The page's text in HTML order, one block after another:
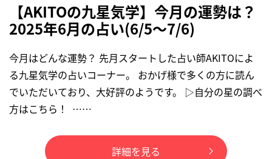
【AKITOの九星気学】今月の運勢は？
2025年6月の占い(6/5～7/6)
今月はどんな運勢？ 先月スタートした占い師AKITOによ
る九星気学の占いコーナー。 おかげ様で多くの方に読ん
でいただいており、大好評のようです。 ▷自分の星の調べ
方はこちら！ ……
詳細を見る